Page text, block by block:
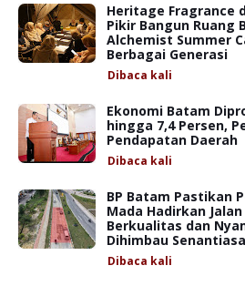
Heritage Fragrance
Pikir Bangun Ruang
Alchemist Summer
Berbagai Generasi
Dibaca kali
Ekonomi Batam
hingga 7,4 Persen,
Pendapatan Daerah
Dibaca kali
BP Batam Pastikan
Mada Hadirkan
Berkualitas dan
Dihimbau
Dibaca kali